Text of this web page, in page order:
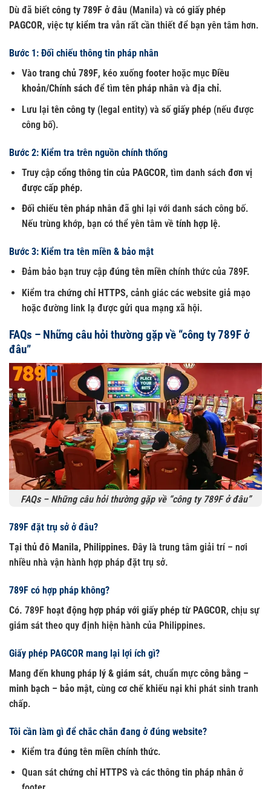
Dù đã biết công ty 789F ở đâu (Manila) và có giấy phép
PAGCOR, việc tự kiểm tra vẫn rất cần thiết để bạn yên tâm hơn.
Bước 1: Đối chiếu thông tin pháp nhân
Vào trang chủ 789F, kéo xuống footerhoặc mục Điều
khoản/Chính sách để tìm tên pháp nhân và địa chỉ.
Lưu lại tên công ty(legal entity) và số giấy phép(nếu được
công bố).
Bước 2: Kiểm tra trên nguồn chính thống
Truy cập cổng thông tin của PAGCOR, tìm danh sách đơn vị
được cấp phép.
Đối chiếu tên pháp nhân đã ghi lại với danh sách công bố.
Nếu trùng khớp, bạn có thể yên tâm về tính hợp lệ.
Bước 3: Kiểm tra tên miền & bảo mật
Đảm bảo bạn truy cập đúng tên miền chính thức của 789F.
Kiểm tra chứng chỉ HTTPS, cảnh giác các website giả mạo
hoặc đường link lạ được gửi qua mạng xã hội.
FAQs – Những câu hỏi thường gặp về “công ty 789F ở
đâu”
FAQs – Những câu hỏi thường gặp về “công ty 789F ở đâu”
789F đặt trụ sở ở đâu?
Tại thủ đô Manila, Philippines. Đây là trung tâm giải trí – nơi
nhiều nhà vận hành hợp pháp đặt trụ sở.
789F có hợp pháp không?
Có. 789F hoạt động hợp pháp với giấy phép từ PAGCOR, chịu sự
giám sát theo quy định hiện hành của Philippines.
Giấy phép PAGCOR mang lại lợi ích gì?
Mang đến khung pháp lý & giám sát, chuẩn mực công bằng –
minh bạch – bảo mật, cùng cơ chế khiếu nại khi phát sinh tranh
chấp.
Tôi cần làm gì để chắc chắn đang ở đúng website?
Kiểm tra đúng tên miền chính thức.
Quan sát chứng chỉ HTTPS và các thông tin pháp nhân ở